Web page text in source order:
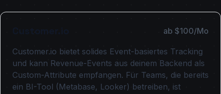
ab $100/Mo
Customer.io bietet solides Event-basiertes Tracking
und kann Revenue-Events aus deinem Backend als
Custom-Attribute empfangen. Für Teams, die bereits
ein BI-Tool (Metabase, Looker) betreiben, ist